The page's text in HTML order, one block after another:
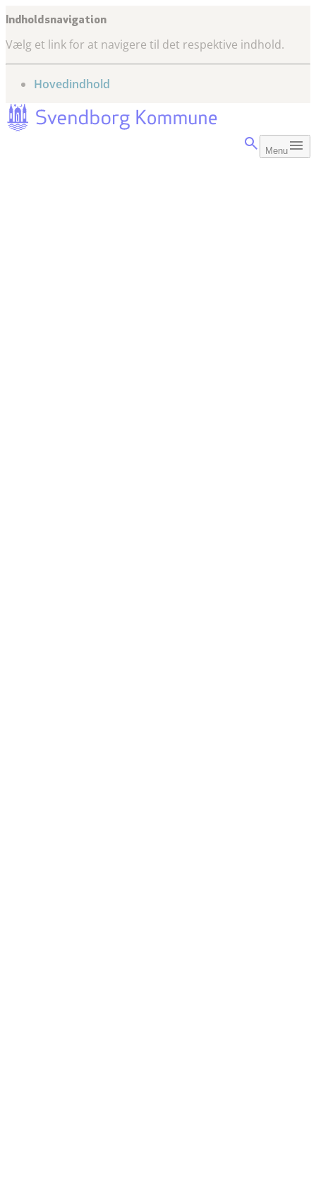
Indholdsnavigation
Vælg et link for at navigere til det respektive indhold.
gå til
Hovedindhold
Menu